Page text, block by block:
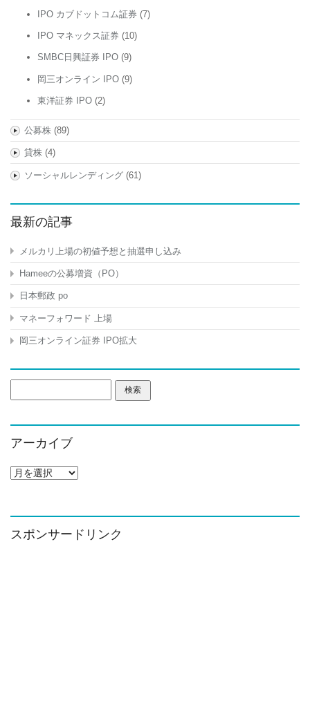
IPO カブドットコム証券 (7)
IPO マネックス証券 (10)
SMBC日興証券 IPO (9)
岡三オンライン IPO (9)
東洋証券 IPO (2)
公募株(89)
貸株(4)
ソーシャルレンディング(61)
最新の記事
メルカリ上場の初値予想と抽選申し込み
Hameeの公募増資（PO）
日本郵政 po
マネーフォワード 上場
岡三オンライン証券 IPO拡大
索:
アーカイブ
ア
イ
ブ
スポンサードリンク